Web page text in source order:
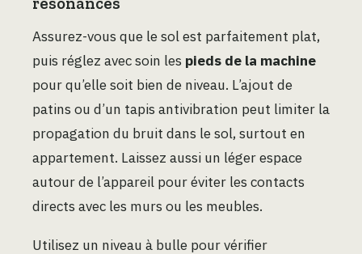
Assurez-vous que le sol est parfaitement plat,
puis réglez avec soin les pieds de la machine
pour qu’elle soit bien de niveau. L’ajout de
patins ou d’un tapis antivibration peut limiter la
propagation du bruit dans le sol, surtout en
appartement. Laissez aussi un léger espace
autour de l’appareil pour éviter les contacts
directs avec les murs ou les meubles.
Utilisez un niveau à bulle pour vérifier